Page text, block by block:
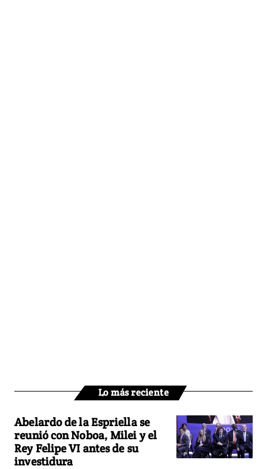
Lo más reciente
Abelardo de la Espriella se
reunió con Noboa, Milei y el
Rey Felipe VI antes de su
investidura